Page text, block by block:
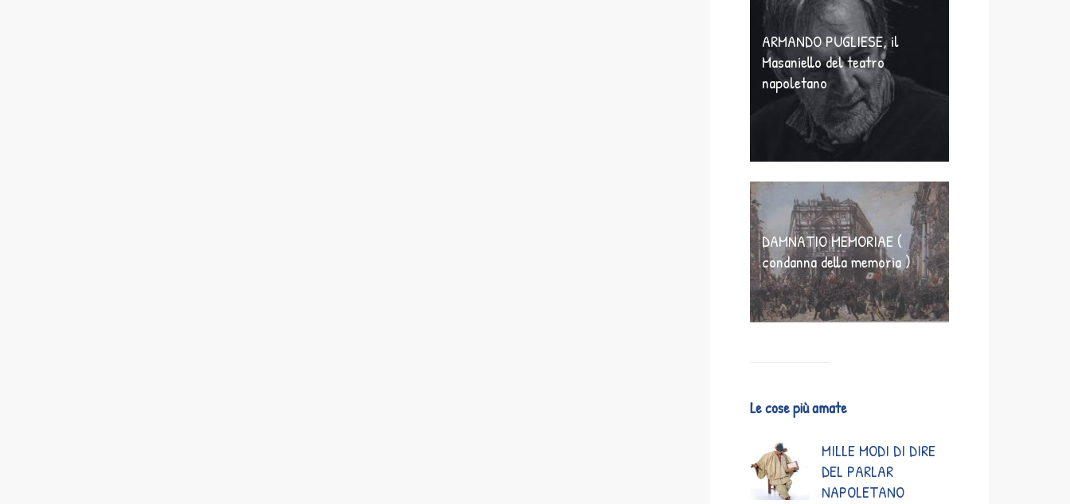
ARMANDO PUGLIESE, il
Masaniello del teatro
napoletano
DAMNATIO MEMORIAE (
condanna della memoria )
Le cose più amate
MILLE MODI DI DIRE
DEL PARLAR
NAPOLETANO